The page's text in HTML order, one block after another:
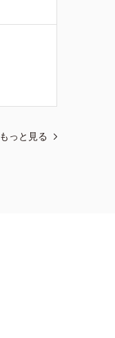
もっと見る